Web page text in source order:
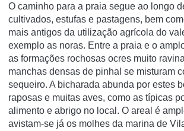
O caminho para a praia segue ao longo
cultivados, estufas e pastagens, bem
mais antigos da utilização agrícola do
exemplo as noras. Entre a praia e o
as formações rochosas ocres muito
manchas densas de pinhal se misturam
sequeiro. A bicharada abunda por estes
raposas e muitas aves, como as típicas
alimento e abrigo no local. O areal é
avistam-se já os molhes da marina de